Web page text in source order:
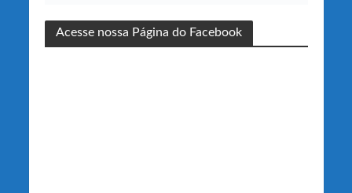
Acesse nossa Página do Facebook